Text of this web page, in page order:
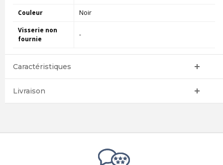
Couleur Noir
Visserie non
fournie
-
Caractéristiques
Livraison